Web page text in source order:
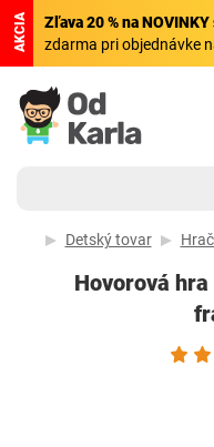
AKCIA Zľava 20 % na
zdarma pri objednávke
Detský tovar
Hovorová